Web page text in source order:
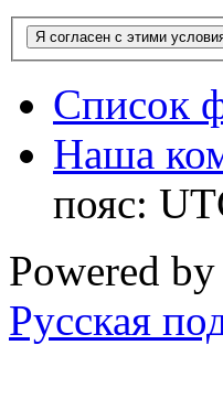
Список
Наша
пояс:
Powered by
Русская